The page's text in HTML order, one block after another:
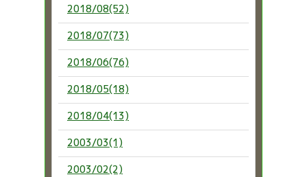
2018/08(52)
2018/07(73)
2018/06(76)
2018/05(18)
2018/04(13)
2003/03(1)
2003/02(2)